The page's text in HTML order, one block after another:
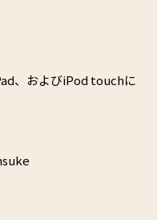
、およびiPod touchに